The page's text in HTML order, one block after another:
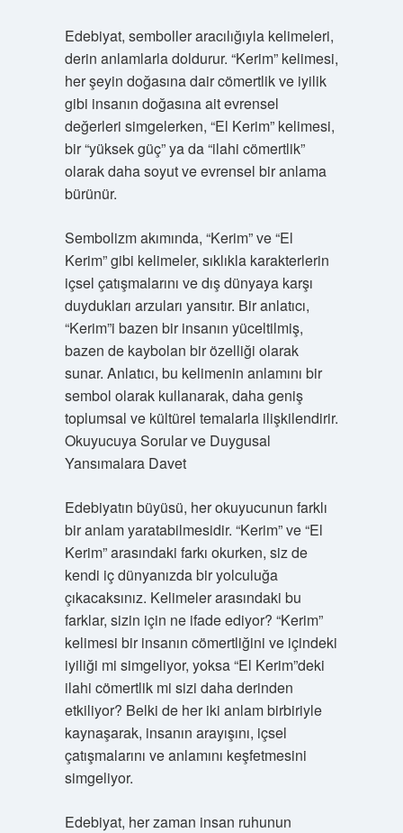
Edebiyat, semboller aracılığıyla kelimeleri,
derin anlamlarla doldurur. “Kerim” kelimesi,
her şeyin doğasına dair cömertlik ve iyilik
gibi insanın doğasına ait evrensel
değerleri simgelerken, “El Kerim” kelimesi,
bir “yüksek güç” ya da “ilahi cömertlik”
olarak daha soyut ve evrensel bir anlama
bürünür.
Sembolizm akımında, “Kerim” ve “El
Kerim” gibi kelimeler, sıklıkla karakterlerin
içsel çatışmalarını ve dış dünyaya karşı
duydukları arzuları yansıtır. Bir anlatıcı,
“Kerim”i bazen bir insanın yüceltilmiş,
bazen de kaybolan bir özelliği olarak
sunar. Anlatıcı, bu kelimenin anlamını bir
sembol olarak kullanarak, daha geniş
toplumsal ve kültürel temalarla ilişkilendirir.
Okuyucuya Sorular ve Duygusal
Yansımalara Davet
Edebiyatın büyüsü, her okuyucunun farklı
bir anlam yaratabilmesidir. “Kerim” ve “El
Kerim” arasındaki farkı okurken, siz de
kendi iç dünyanızda bir yolculuğa
çıkacaksınız. Kelimeler arasındaki bu
farklar, sizin için ne ifade ediyor? “Kerim”
kelimesi bir insanın cömertliğini ve içindeki
iyiliği mi simgeliyor, yoksa “El Kerim”deki
ilahi cömertlik mi sizi daha derinden
etkiliyor? Belki de her iki anlam birbiriyle
kaynaşarak, insanın arayışını, içsel
çatışmalarını ve anlamını keşfetmesini
simgeliyor.
Edebiyat, her zaman insan ruhunun